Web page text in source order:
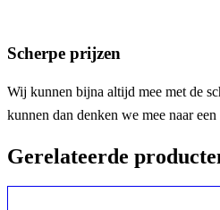
Scherpe prijzen
Wij kunnen bijna altijd mee met de
kunnen dan denken we mee naar
Gerelateerde